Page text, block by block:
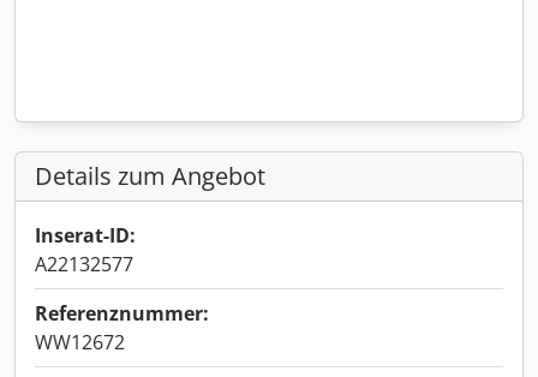
Details zum Angebot
Inserat-ID:
A22132577
Referenznummer:
WW12672